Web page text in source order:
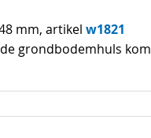
mm, artikel w1821
grondbodemhuls